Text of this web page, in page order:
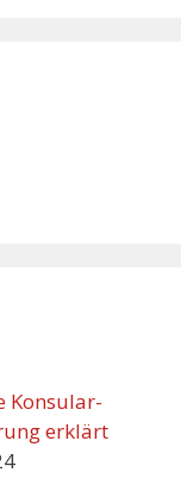
Konsular-
erklärt